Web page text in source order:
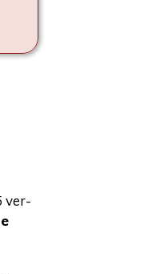
ver­